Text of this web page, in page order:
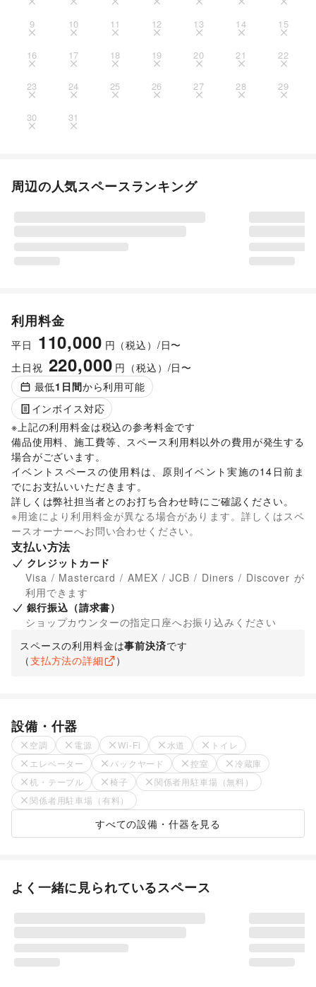
9 10 11 12 13 14 15
16 17 18 19 20 21 22
23 24 25 26 27 28 29
30 31
周辺の人気スペースランキング
利用料金
平日 110,000 円（税込）/日〜
土日祝 220,000 円（税込）/日〜
最低1 日間から利用可能
インボイス対応
※上記の利用料金は税込の参考料金です
備品使用料、施工費等、スペース利用料以外の費用が発生する
場合がございます。
イベントスペースの使用料は、原則イベント実施の14日前ま
でにお支払いいただきます。
詳しくは弊社担当者とのお打ち合わせ時にご確認ください。
※用途により利用料金が異なる場合があります。詳しくはスペ
ースオーナーへお問い合わせください。
支払い方法
クレジットカード
Visa / Mastercard / AMEX / JCB / Diners / Discover が
利用できます
銀行振込（請求書）
ショップカウンターの指定口座へお振り込みください
スペースの利用料金は事前決済です
（支払方法の詳細 ）
設備・什器
空調 電源 Wi-Fi 水道
トイレ
エレベーター
バックヤード 控室
冷蔵庫
机・テーブル
椅子
関係者用駐車場（無料）
関係者用駐車場（有料）
すべての設備・什器を見る
よく一緒に見られているスペース